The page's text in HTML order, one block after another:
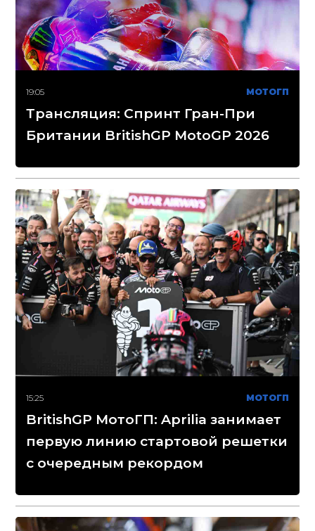
19:05 МОТОГП
Трансляция: Спринт Гран-При
Британии BritishGP MotoGP 2026
15:25 МОТОГП
BritishGP МотоГП: Aprilia занимает
первую линию стартовой решетки
с очередным рекордом